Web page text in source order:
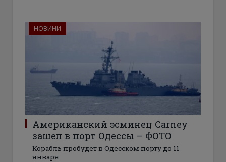
НОВИНИ
Американский эсминец Carney
зашел в порт Одессы – ФОТО
Корабль пробудет в Одесском порту до 11
января